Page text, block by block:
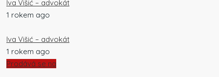
Iva Višić – advokát
1 rokem ago
Iva Višić – advokát
1 rokem ago
Prodává se na